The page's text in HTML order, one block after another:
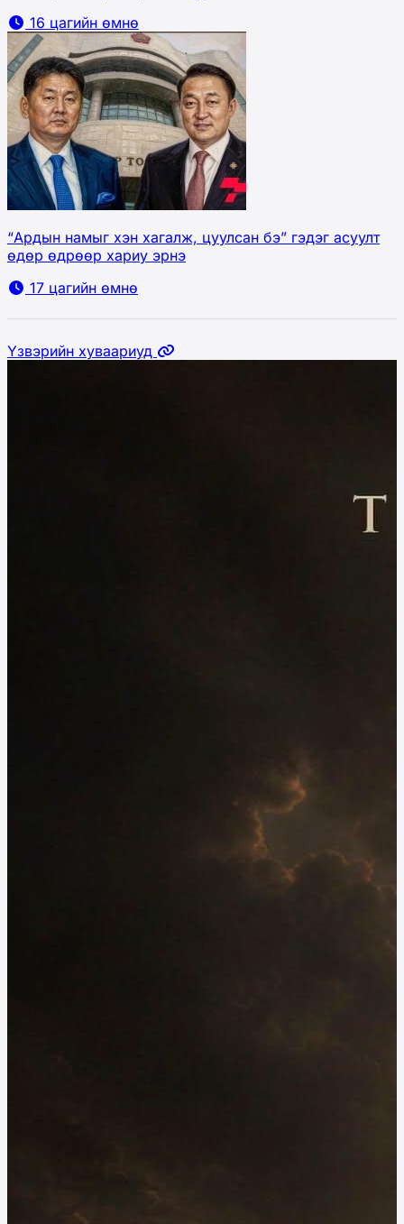
16 цагийн өмнө
“Ардын намыг хэн хагалж, цуулсан бэ” гэдэг асуулт
өдөр өдрөөр хариу эрнэ
17 цагийн өмнө
Үзвэрийн хуваариуд